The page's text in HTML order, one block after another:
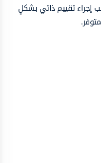
تقييم ذاتي بشكلٍ